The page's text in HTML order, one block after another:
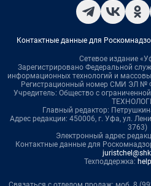
Контактные данные для
Сетевое издание
Зарегистрировано Федеральной
информационных технологий и
Регистрационный номер СМИ ЭЛ №
Учредитель: Общество с
Главный редактор:
Адрес редакции: 450006, г. Уфа, ул.
3763)
Электронный адрес
Контактные данные для
Техподдержка: